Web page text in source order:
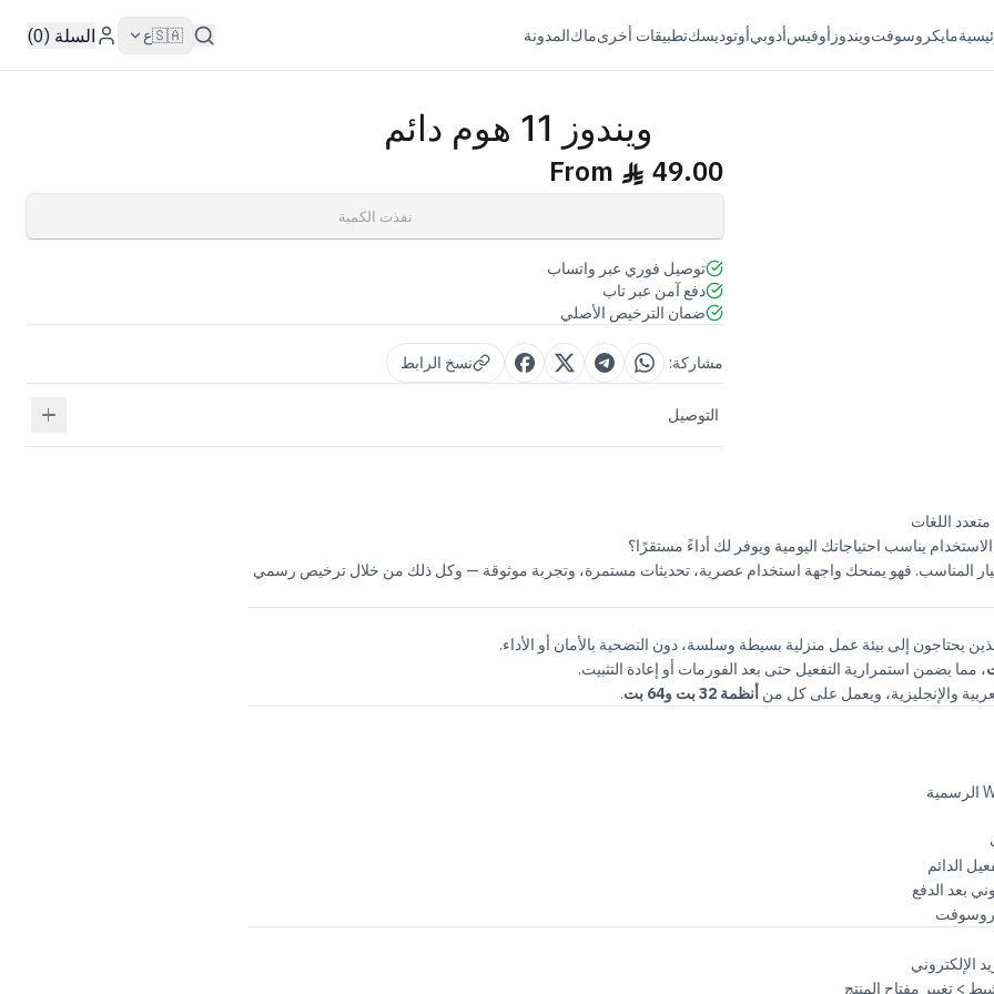
مايكروسوفتويندوز أوفيسأدوبيأوتوديسكتطبيقات أخرىماكالمدونة 🇸🇦ع السلة (0)
ويندوز 11 هوم دائم
From ê 49.00
نفذت الكمية
توصيل فوري عبر واتساب
دفع آمن عبر تاب
ضمان الترخيص الأصلي
مشاركة: نسخ الرابط
التوصيل
يناسب احتياجاتك اليومية ويوفر لك أداءً مستقرًا؟
المناسب. فهو يمنحك واجهة استخدام عصرية، تحديثات مستمرة، وتجربة موثوقة — وكل ذلك من خلال ترخيص رسمي
يحتاجون إلى بيئة عمل منزلية بسيطة وسلسة، دون التضحية بالأمان أو الأداء.
، مما يضمن استمرارية التفعيل حتى بعد الفورمات أو إعادة التثبيت.
والإنجليزية، ويعمل على كل من أنظمة 32 بت و64 بت
.
الدائم
بعد الدفع
الإلكتروني
> تغيير مفتاح المنتج